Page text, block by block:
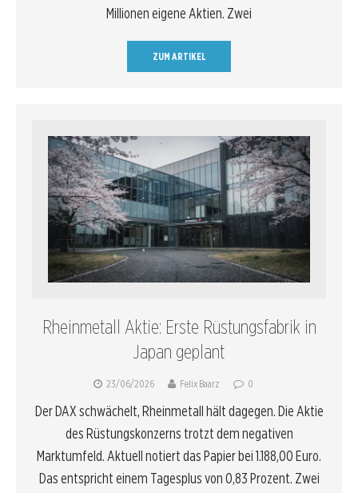
Millionen eigene Aktien. Zwei
ZUM ARTIKEL
Rheinmetall Aktie: Erste Rüstungsfabrik in
Japan geplant
23/06/2026 Felix Baarz 0
Der DAX schwächelt, Rheinmetall hält dagegen. Die Aktie
des Rüstungskonzerns trotzt dem negativen
Marktumfeld. Aktuell notiert das Papier bei 1.188,00 Euro.
Das entspricht einem Tagesplus von 0,83 Prozent. Zwei